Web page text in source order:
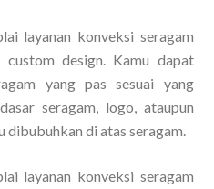
layanan konveksi seragam
design. Kamu dapat
yang pas sesuai yang
seragam, logo, ataupun
dibubuhkan di atas seragam.
layanan konveksi seragam